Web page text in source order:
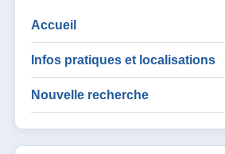
Accueil
Infos pratiques et localisations
Nouvelle recherche